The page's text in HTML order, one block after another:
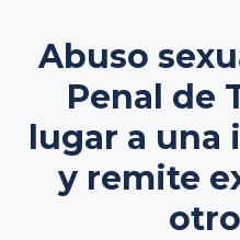
Abuso
Penal de
lugar a una
y remite